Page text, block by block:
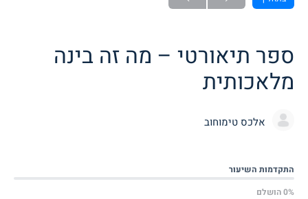
ספר תיאורטי – מה זה בינה
מלאכותית
אלכס טימוחוב
התקדמות השיעור
0% הושלם